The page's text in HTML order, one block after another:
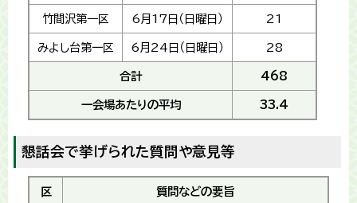
竹間沢第一区 6月17日（日曜日） 21
みよし台第一区 6月24日（日曜日） 28
合計 468
一会場あたりの平均 33.4
懇話会で挙げられた質問や意見等
区
質問などの要旨